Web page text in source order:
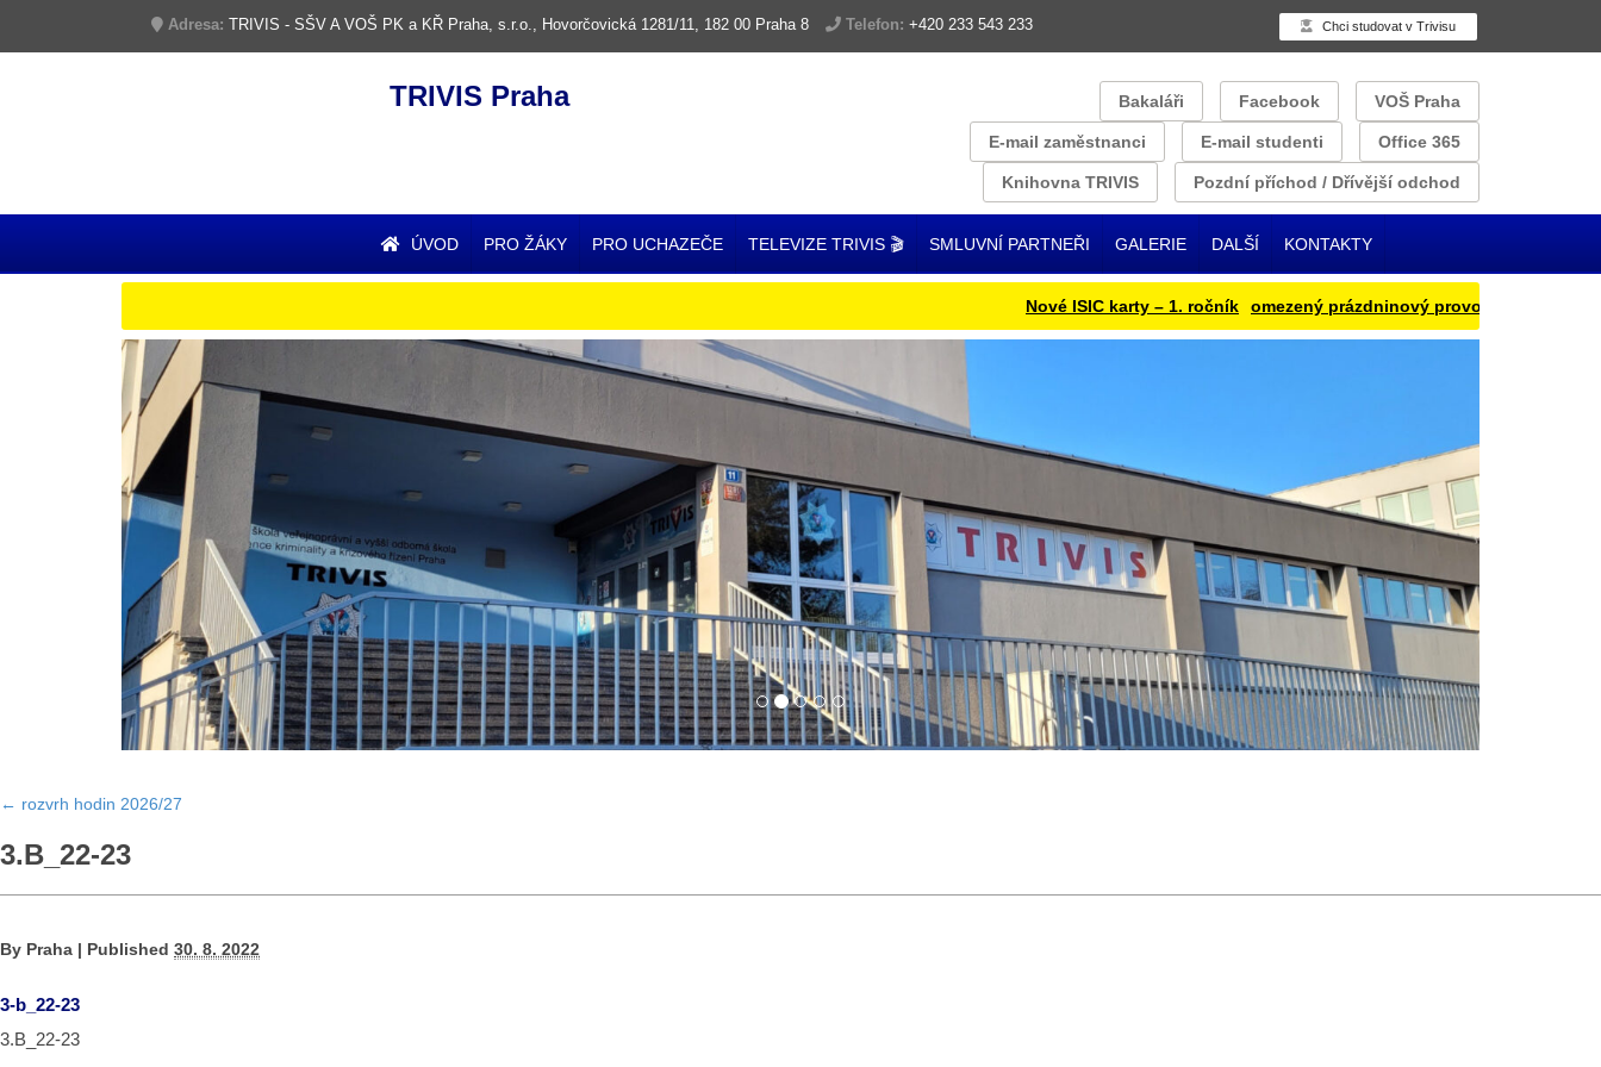
Adresa: TRIVIS - SŠV A VOŠ PK a KŘ Praha, s.r.o., Hovorčovická 1281/11, 182 00 Praha 8 Telefon: +420 233 543 233 Chci studovat v Trivisu
TRIVIS Praha Bakaláři Facebook VOŠ Praha
E-mail zaměstnanci E-mail studenti Office 365
Knihovna TRIVIS Pozdní příchod / Dřívější odchod
ÚVOD PRO ŽÁKY PRO UCHAZEČE TELEVIZE TRIVIS 🎬 SMLUVNÍ PARTNEŘI GALERIE DALŠÍ KONTAKTY
Nové ISIC karty – 1. ročník omezený prázdninový provoz Přihlašování
← rozvrh hodin 2026/27
3.B_22-23
By Praha | Published 30. 8. 2022
3-b_22-23
3.B_22-23